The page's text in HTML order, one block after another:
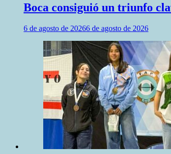
Boca consiguió un triunfo
6 de agosto de 20266 de agosto de 2026